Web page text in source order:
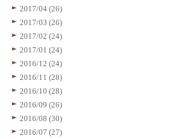
2017/04 (26)
2017/03 (26)
2017/02 (24)
2017/01 (24)
2016/12 (24)
2016/11 (28)
2016/10 (28)
2016/09 (26)
2016/08 (30)
2016/07 (27)